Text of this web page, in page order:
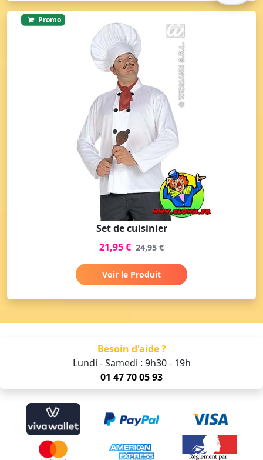
Promo
Set de cuisinier
21,95 € 24,95 €
Voir le Produit
Besoin d'aide ?
Lundi - Samedi : 9h30 - 19h
01 47 70 05 93